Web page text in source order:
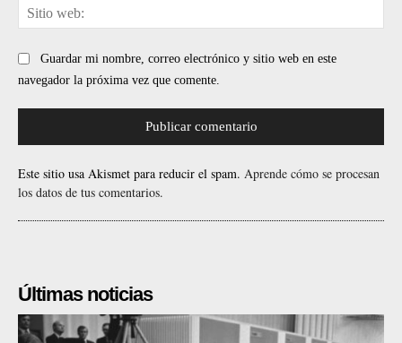
Guardar mi nombre, correo electrónico y sitio web en este
navegador la próxima vez que comente.
Este sitio usa Akismet para reducir el spam. Aprende cómo se procesan
los datos de tus comentarios.
Últimas noticias